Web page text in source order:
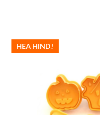
HEA HIND!